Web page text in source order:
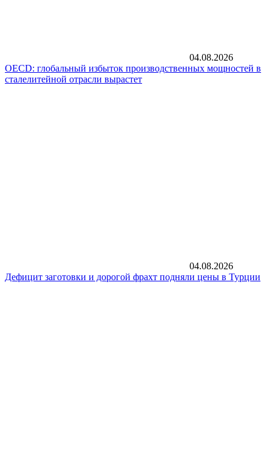
04.08.2026
OECD: глобальный избыток производственных мощностей в
сталелитейной отрасли вырастет
04.08.2026
Дефицит заготовки и дорогой фрахт подняли цены в Турции